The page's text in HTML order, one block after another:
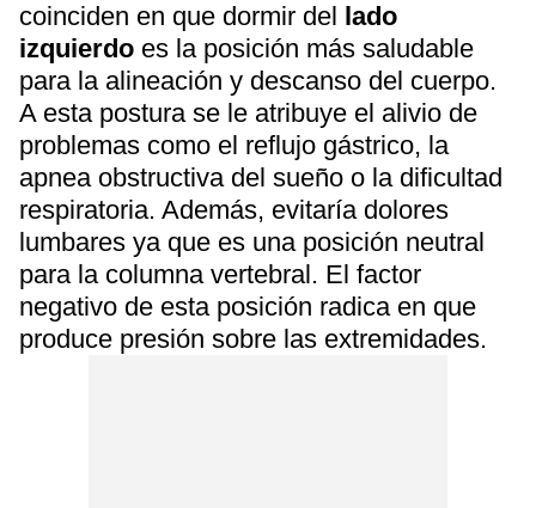
coinciden en que dormir del lado
izquierdo es la posición más saludable
para la alineación y descanso del cuerpo.
A esta postura se le atribuye el alivio de
problemas como el reflujo gástrico, la
apnea obstructiva del sueño o la dificultad
respiratoria. Además, evitaría dolores
lumbares ya que es una posición neutral
para la columna vertebral. El factor
negativo de esta posición radica en que
produce presión sobre las extremidades.